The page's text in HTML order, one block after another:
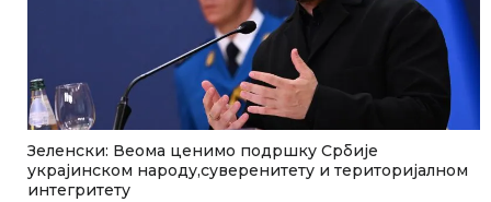
Зеленски: Веома ценимо подршку Србије
украјинском народу,суверенитету и територијалном
интегритету